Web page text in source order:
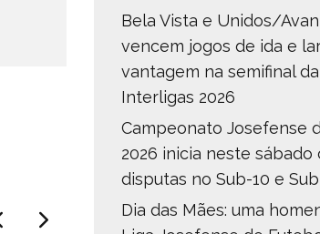
Bela Vista e Unidos/
vencem jogos de ida e
vantagem na semifinal
Interligas 2026
Campeonato Josefense
2026 inicia neste sábado
disputas no Sub-10 e
Dia das Mães: uma